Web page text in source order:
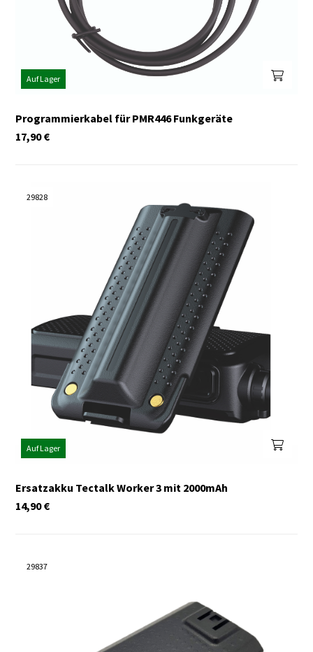
Auf Lager
Programmierkabel für PMR446 Funkgeräte
€
17,90
29828
Auf Lager
Ersatzakku Tectalk Worker 3 mit 2000mAh
€
14,90
29837